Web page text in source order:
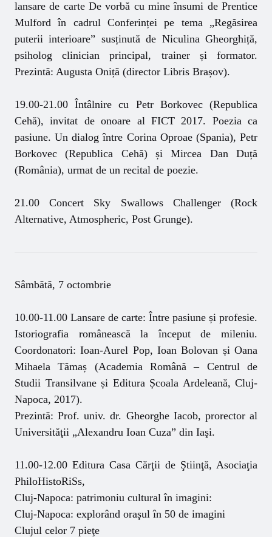
lansare de carte De vorbă cu mine însumi de Prentice
Mulford în cadrul Conferinței pe tema „Regăsirea
puterii interioare” susținută de Niculina Gheorghiță,
psiholog clinician principal, trainer și formator.
Prezintă: Augusta Oniță (director Libris Brașov).
19.00-21.00 Întâlnire cu Petr Borkovec (Republica
Cehă), invitat de onoare al FICT 2017. Poezia ca
pasiune. Un dialog între Corina Oproae (Spania), Petr
Borkovec (Republica Cehă) și Mircea Dan Duță
(România), urmat de un recital de poezie.
21.00 Concert Sky Swallows Challenger (Rock
Alternative, Atmospheric, Post Grunge).
Sâmbătă, 7 octombrie
10.00-11.00 Lansare de carte: Între pasiune și profesie.
Istoriografia românească la început de mileniu.
Coordonatori: Ioan-Aurel Pop, Ioan Bolovan și Oana
Mihaela Tămaș (Academia Română – Centrul de
Studii Transilvane și Editura Școala Ardeleană, Cluj-
Napoca, 2017).
Prezintă: Prof. univ. dr. Gheorghe Iacob, prorector al
Universităţii „Alexandru Ioan Cuza” din Iaşi.
11.00-12.00 Editura Casa Cărţii de Ştiinţă, Asociaţia
PhiloHistoRiSs,
Cluj-Napoca: patrimoniu cultural în imagini:
Cluj-Napoca: explorând oraşul în 50 de imagini
Clujul celor 7 pieţe